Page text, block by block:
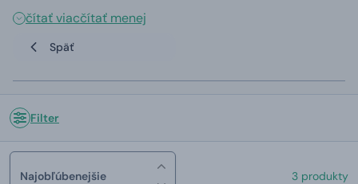
čítať viacčítať menej
Späť
Filter
Najobľúbenejšie 3 produkty